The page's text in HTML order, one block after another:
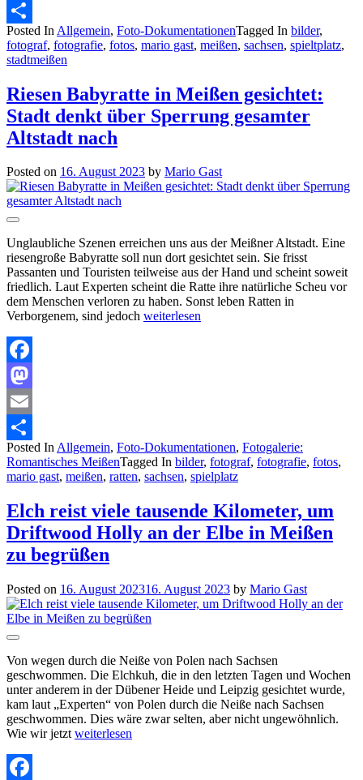
Email
Teilen
Posted In Allgemein, Foto-DokumentationenTagged In bilder,
fotograf, fotografie, fotos, mario gast, meißen, sachsen, spieltplatz,
stadtmeißen
Riesen Babyratte in Meißen gesichtet:
Stadt denkt über Sperrung gesamter
Altstadt nach
Posted on 16. August 2023 by Mario Gast
Unglaubliche Szenen erreichen uns aus der Meißner Altstadt. Eine
riesengroße Babyratte soll nun dort gesichtet sein. Sie frisst
Passanten und Touristen teilweise aus der Hand und scheint soweit
friedlich. Laut Experten scheint die Ratte ihre natürliche Scheu vor
dem Menschen verloren zu haben. Sonst leben Ratten in
Verborgenem, sind jedoch weiterlesen
Facebook
Mastodon
Email
Teilen
Posted InAllgemein, Foto-Dokumentationen, Fotogalerie:
Romantisches MeißenTagged In bilder, fotograf, fotografie, fotos,
mario gast, meißen, ratten, sachsen, spielplatz
Elch reist viele tausende Kilometer, um
Driftwood Holly an der Elbe in Meißen
zu begrüßen
Posted on 16. August 202316. August 2023 by Mario Gast
Von wegen durch die Neiße von Polen nach Sachsen
geschwommen. Die Elchkuh, die in den letzten Tagen und Wochen
unter anderem in der Dübener Heide und Leipzig gesichtet wurde,
kam laut „Experten“ von Polen durch die Neiße nach Sachsen
geschwommen. Dies wäre zwar selten, aber nicht ungewöhnlich.
Wie wir jetzt weiterlesen